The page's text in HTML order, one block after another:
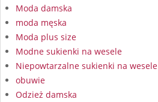
Moda damska
moda męska
Moda plus size
Modne sukienki na wesele
Niepowtarzalne sukienki na wesele
obuwie
Odzież damska